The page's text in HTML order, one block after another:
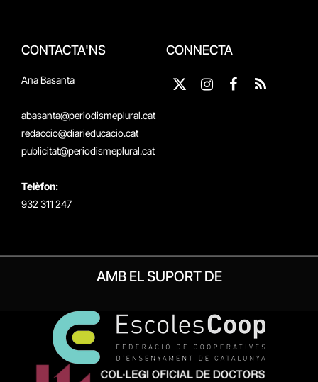
CONTACTA'NS
Ana Basanta
abasanta@periodismeplural.cat
redaccio@diarieducacio.cat
publicitat@periodismeplural.cat
Telèfon:
932 311 247
CONNECTA
X
Instagram
Facebook
RSS
AMB EL SUPORT DE